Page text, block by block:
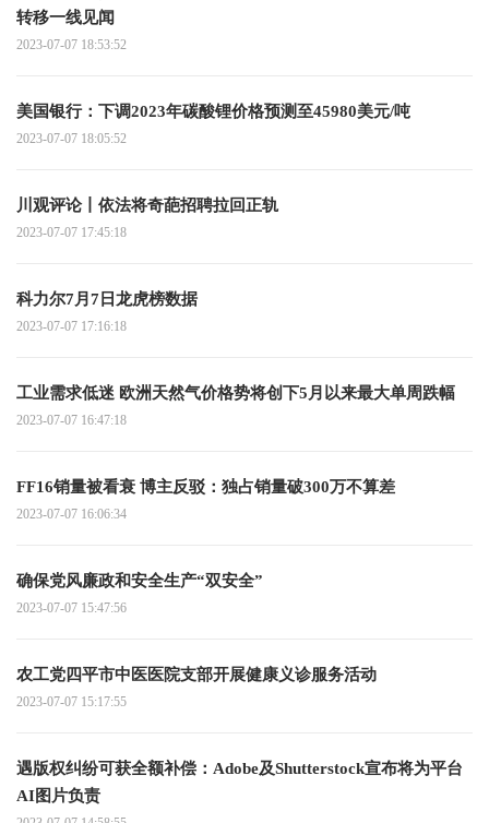
转移一线见闻
2023-07-07 18:53:52
美国银行：下调2023年碳酸锂价格预测至45980美元/吨
2023-07-07 18:05:52
川观评论丨依法将奇葩招聘拉回正轨
2023-07-07 17:45:18
科力尔7月7日龙虎榜数据
2023-07-07 17:16:18
工业需求低迷 欧洲天然气价格势将创下5月以来最大单周跌幅
2023-07-07 16:47:18
FF16销量被看衰 博主反驳：独占销量破300万不算差
2023-07-07 16:06:34
确保党风廉政和安全生产“双安全”
2023-07-07 15:47:56
农工党四平市中医医院支部开展健康义诊服务活动
2023-07-07 15:17:55
遇版权纠纷可获全额补偿：Adobe及Shutterstock宣布将为平台
AI图片负责